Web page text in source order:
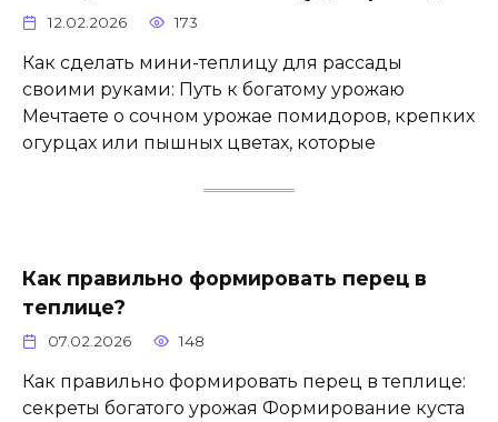
12.02.2026 173
Как сделать мини-теплицу для рассады
своими руками: Путь к богатому урожаю
Мечтаете о сочном урожае помидоров, крепких
огурцах или пышных цветах, которые
Как правильно формировать перец в
теплице?
07.02.2026 148
Как правильно формировать перец в теплице:
секреты богатого урожая Формирование куста